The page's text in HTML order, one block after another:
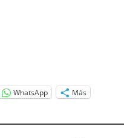
WhatsApp Más